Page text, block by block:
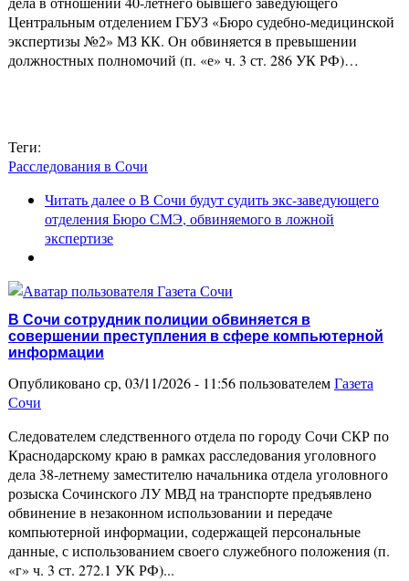
Центральным отделением ГБУЗ «Бюро судебно-медицинской
экспертизы №2» МЗ КК. Он обвиняется в превышении
должностных полномочий (п. «е» ч. 3 ст. 286 УК РФ)…
Теги:
Расследования в Сочи
Читать далеео В Сочи будут судить экс-заведующего
отделения Бюро СМЭ, обвиняемого в ложной
экспертизе
В Сочи сотрудник полиции обвиняется в
совершении преступления в сфере компьютерной
информации
Опубликовано ср, 03/11/2026 - 11:56 пользователемГазета
Сочи
Следователем следственного отдела по городу Сочи СКР по
Краснодарскому краю в рамках расследования уголовного
дела 38-летнему заместителю начальника отдела уголовного
розыска Сочинского ЛУ МВД на транспорте предъявлено
обвинение в незаконном использовании и передаче
компьютерной информации, содержащей персональные
данные, с использованием своего служебного положения (п.
«г» ч. 3 ст. 272.1 УК РФ)...